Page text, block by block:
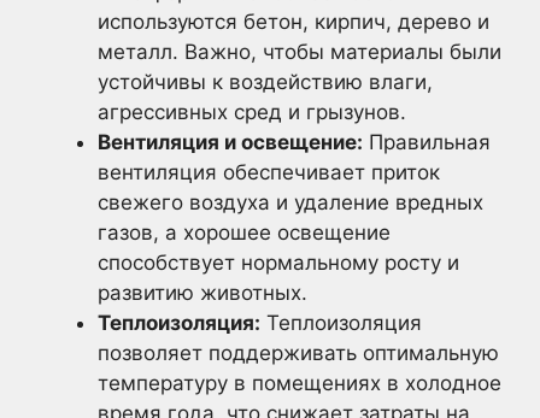
используются бетон, кирпич, дерево и
металл. Важно, чтобы материалы были
устойчивы к воздействию влаги,
агрессивных сред и грызунов.
Вентиляция и освещение: Правильная
вентиляция обеспечивает приток
свежего воздуха и удаление вредных
газов, а хорошее освещение
способствует нормальному росту и
развитию животных.
Теплоизоляция: Теплоизоляция
позволяет поддерживать оптимальную
температуру в помещениях в холодное
время года, что снижает затраты на